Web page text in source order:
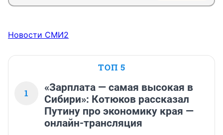
Новости СМИ2
ТОП 5
1
«Зарплата — самая высокая в
Сибири»: Котюков рассказал
Путину про экономику края —
онлайн-трансляция